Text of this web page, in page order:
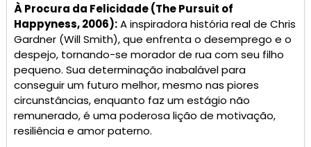
À Procura da Felicidade (The Pursuit of
Happyness, 2006):A inspiradora história real de Chris
Gardner (Will Smith), que enfrenta o desemprego e o
despejo, tornando-se morador de rua com seu filho
pequeno. Sua determinação inabalável para
conseguir um futuro melhor, mesmo nas piores
circunstâncias, enquanto faz um estágio não
remunerado, é uma poderosa lição de motivação,
resiliência e amor paterno.